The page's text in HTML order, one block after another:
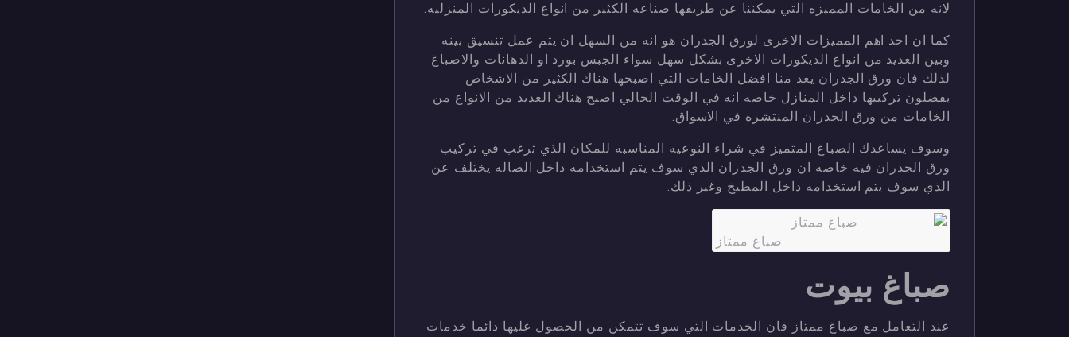
لانه من الخامات المميزه التي يمكننا عن طريقها صناعه الكثير من انواع الديكورات المنزليه.
كما ان احد اهم المميزات الاخرى لورق الجدران هو انه من السهل ان يتم عمل تنسيق بينه
وبين العديد من انواع الديكورات الاخرى بشكل سهل سواء الجبس بورد او الدهانات والاصباغ
لذلك فان ورق الجدران يعد منا افضل الخامات التي اصبحها هناك الكثير من الاشخاص
يفضلون تركيبها داخل المنازل خاصه انه في الوقت الحالي اصبح هناك العديد من الانواع من
الخامات من ورق الجدران المنتشره في الاسواق.
وسوف يساعدك الصباغ المتميز في شراء النوعيه المناسبه للمكان الذي ترغب في تركيب
ورق الجدران فيه خاصه ان ورق الجدران الذي سوف يتم استخدامه داخل الصاله يختلف عن
الذي سوف يتم استخدامه داخل المطبخ وغير ذلك.
صباغ ممتاز
صباغ بيوت
عند التعامل مع صباغ ممتاز فان الخدمات التي سوف تتمكن من الحصول عليها دائما خدمات